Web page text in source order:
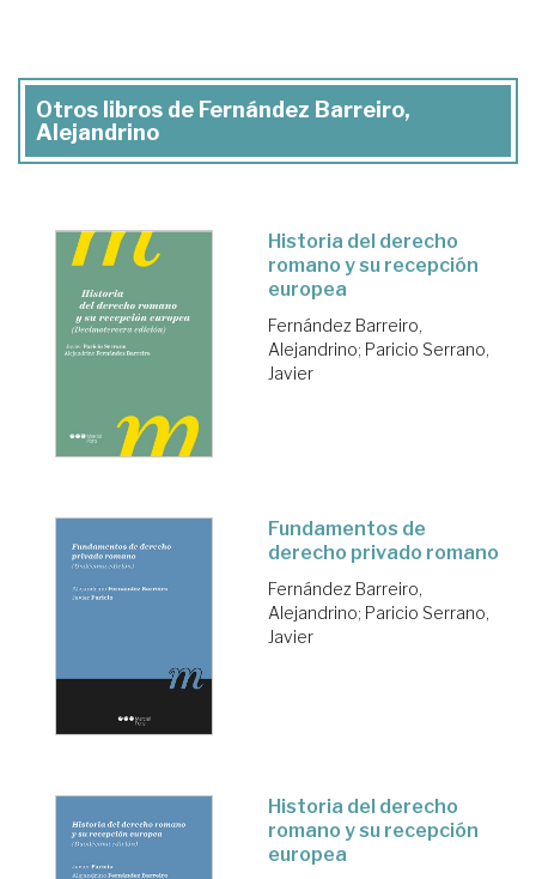
Otros libros de Fernández Barreiro,
Alejandrino
Historia del derecho
romano y su recepción
europea
Fernández Barreiro,
Alejandrino; Paricio Serrano,
Javier
Fundamentos de
derecho privado romano
Fernández Barreiro,
Alejandrino; Paricio Serrano,
Javier
Historia del derecho
romano y su recepción
europea